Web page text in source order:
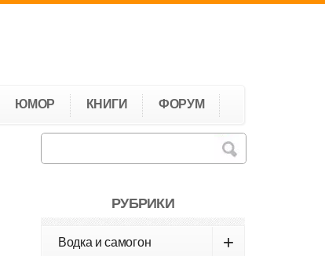
ЮМОР КНИГИ ФОРУМ
РУБРИКИ
Водка и самогон +